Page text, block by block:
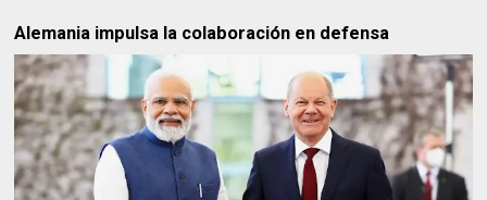
Alemania impulsa la colaboración en defensa